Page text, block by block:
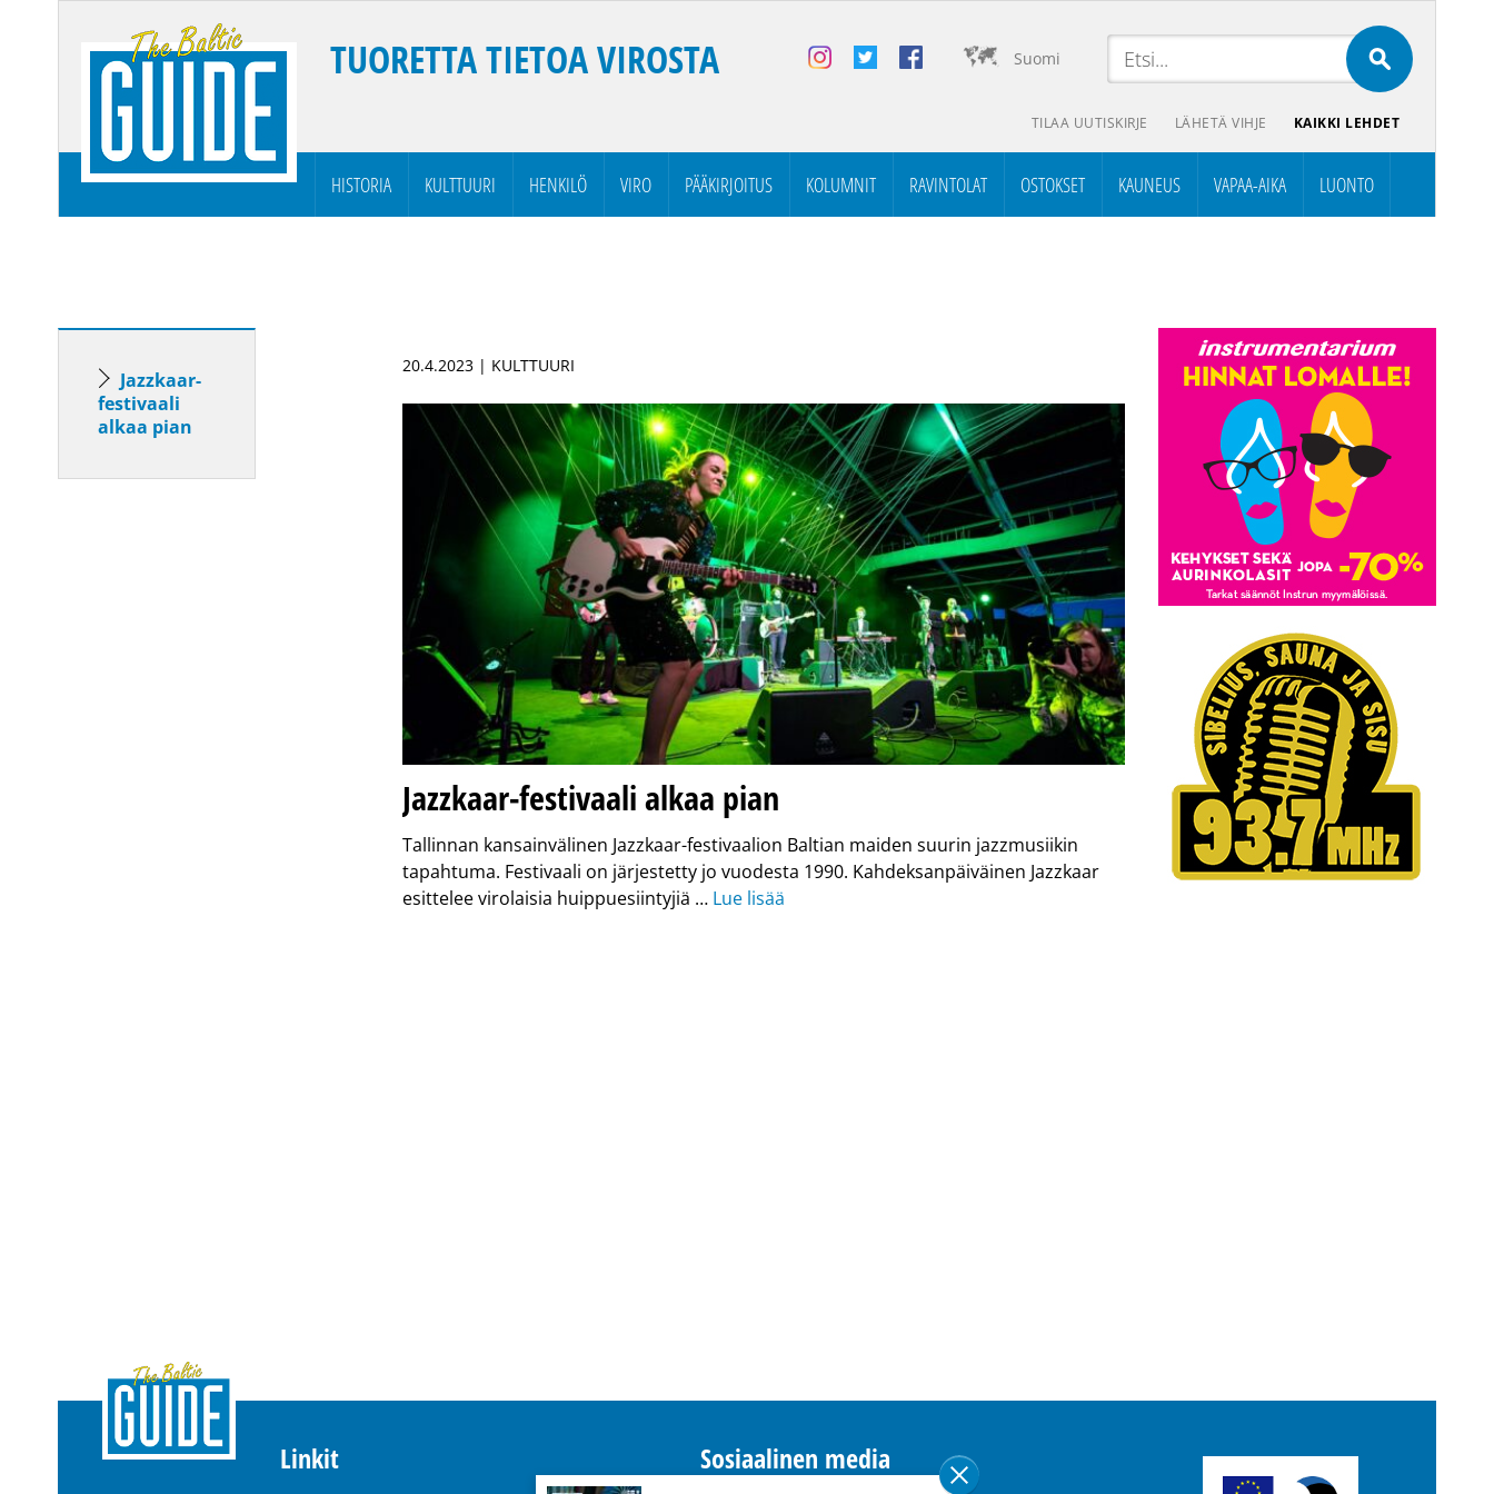
Suomi
TUORETTA TIETOA VIROSTA
TILAA UUTISKIRJE LÄHETÄ VIHJE KAIKKI LEHDET
HISTORIA KULTTUURI HENKILÖ VIRO PÄÄKIRJOITUS KOLUMNIT RAVINTOLAT OSTOKSET KAUNEUS VAPAA-AIKA LUONTO
Jazzkaar-
festivaali
alkaa pian
20.4.2023 | KULTTUURI
Jazzkaar-festivaali alkaa pian
Tallinnan kansainvälinen Jazzkaar-festivaalion Baltian maiden suurin jazzmusiikin
tapahtuma. Festivaali on järjestetty jo vuodesta 1990. Kahdeksanpäiväinen Jazzkaar
esittelee virolaisia huippuesiintyjiä … Lue lisää
Linkit Sosiaalinen media